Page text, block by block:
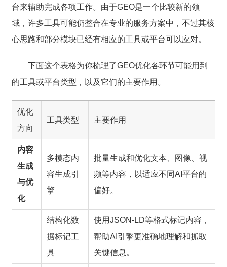
台来辅助完成各项工作。由于GEO是一个比较新的领
域，许多工具可能仍整合在专业的服务方案中，不过其核
心思路和部分模块已经有相应的工具或平台可以应对。
下面这个表格为你梳理了GEO优化各环节可能用到
的工具或平台类型，以及它们的主要作用。
优化
方向
工具类型 主要作用
内容
生成
与优
化
多模态内
容生成引
擎
批量生成和优化文本、图像、视
频等内容，以适应不同AI平台的
偏好。
结构化数
据标记工
具
使用JSON-LD等格式标记内容，
帮助AI引擎更准确地理解和抓取
关键信息。